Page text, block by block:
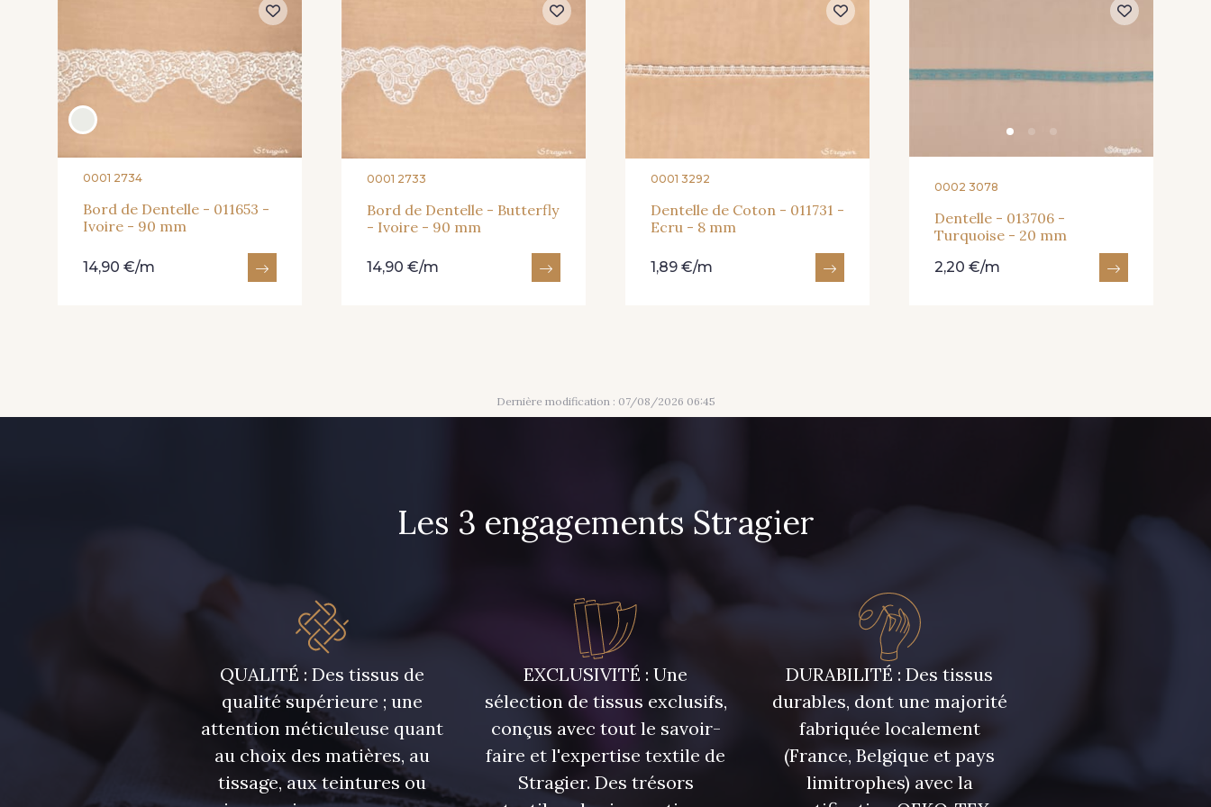
0001 2734
Bord de Dentelle - 011653 -
Ivoire - 90 mm
14,90 €/m
0001 2733
Bord de Dentelle - Butterfly
- Ivoire - 90 mm
14,90 €/m
0001 3292
Dentelle de Coton - 011731 -
Ecru - 8 mm
1,89 €/m
0002 3078
Dentelle - 013706 -
Turquoise - 20 mm
2,20 €/m
Dernière modification : 07/08/2026 06:45
Les 3 engagements Stragier
QUALITÉ : Des tissus de
qualité supérieure ; une
attention méticuleuse quant
au choix des matières, au
tissage, aux teintures ou
EXCLUSIVITÉ : Une
sélection de tissus exclusifs,
conçus avec tout le savoir-
faire et l'expertise textile de
Stragier. Des trésors
DURABILITÉ : Des tissus
durables, dont une majorité
fabriquée localement
(France, Belgique et pays
limitrophes) avec la